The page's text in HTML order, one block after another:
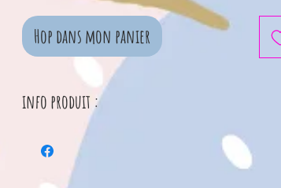
Hop dans mon panier
info produit :
Bonnet pour bébé, enfant, et parent : le
chouette cadeau à porter en famille